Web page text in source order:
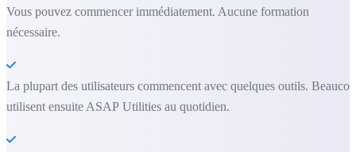
Vous pouvez commencer immédiatement. Aucune formation
nécessaire.
La plupart des utilisateurs commencent avec quelques outils.
utilisent ensuite ASAP Utilities au quotidien.